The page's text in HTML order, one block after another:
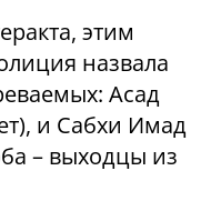
этим
назвала
Асад
и Сабхи Имад
– выходцы из